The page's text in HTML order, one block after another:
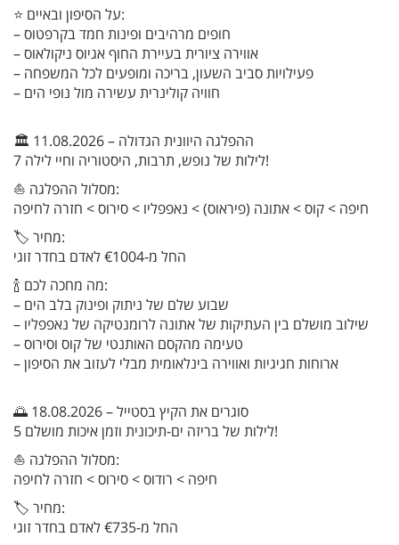
⭐ על הסיפון ובאיים:
– חופים מרהיבים ופינות חמד בקרפטוס
– אווירה ציורית בעיירת החוף אגיוס ניקולאוס
– פעילויות סביב השעון, בריכה ומופעים לכל המשפחה
– חוויה קולינרית עשירה מול נופי הים
🏛️ 11.08.2026 – ההפלגה היוונית הגדולה
7 לילות של נופש, תרבות, היסטוריה וחיי לילה!
⛵ מסלול ההפלגה:
חיפה > קוס > אתונה (פיראוס) > נאפפליו > סירוס > חזרה לחיפה
🏷️ מחיר:
החל מ-€1004 לאדם בחדר זוגי
🍾 מה מחכה לכם:
– שבוע שלם של ניתוק ופינוק בלב הים
– שילוב מושלם בין העתיקות של אתונה לרומנטיקה של נאפפליו
– טעימה מהקסם האותנטי של קוס וסירוס
– ארוחות חגיגיות ואווירה בינלאומית מבלי לעזוב את הסיפון
🌅 18.08.2026 – סוגרים את הקיץ בסטייל
5 לילות של בריזה ים-תיכונית וזמן איכות מושלם!
⛵ מסלול ההפלגה:
חיפה > רודוס > סירוס > חזרה לחיפה
🏷️ מחיר:
החל מ-€735 לאדם בחדר זוגי